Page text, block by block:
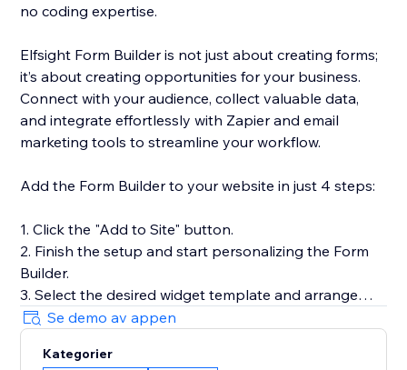
no coding expertise.
Elfsight Form Builder is not just about creating forms;
it’s about creating opportunities for your business.
Connect with your audience, collect valuable data,
and integrate effortlessly with Zapier and email
marketing tools to streamline your workflow.
Add the Form Builder to your website in just 4 steps:
1. Click the "Add to Site" button.
2. Finish the setup and start personalizing the Form
Builder.
3. Select the desired widget template and arrange
fields.
4. Preview the results, then hit "Publish."
Se demo av appen
Kategorier